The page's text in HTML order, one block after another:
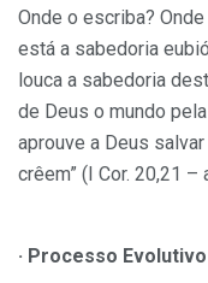
Onde o escriba?
está a sabedoria
louca a sabedoria
de Deus o mundo
aprouve a Deus
crêem” (I Cor. 20,21
· Processo